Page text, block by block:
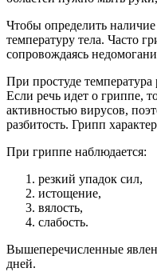
Чтобы определить наличие
температуру тела. Часто
сопровождаясь
При простуде температура
Если речь идет о гриппе,
активностью вирусов,
разбитость. Грипп
При гриппе наблюдается:
резкий упадок сил,
истощение,
вялость,
слабость.
Вышеперечисленные
дней.